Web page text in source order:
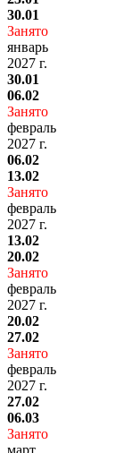
30.01
Занято
январь
2027 г.
30.01
06.02
Занято
февраль
2027 г.
06.02
13.02
Занято
февраль
2027 г.
13.02
20.02
Занято
февраль
2027 г.
20.02
27.02
Занято
февраль
2027 г.
27.02
06.03
Занято